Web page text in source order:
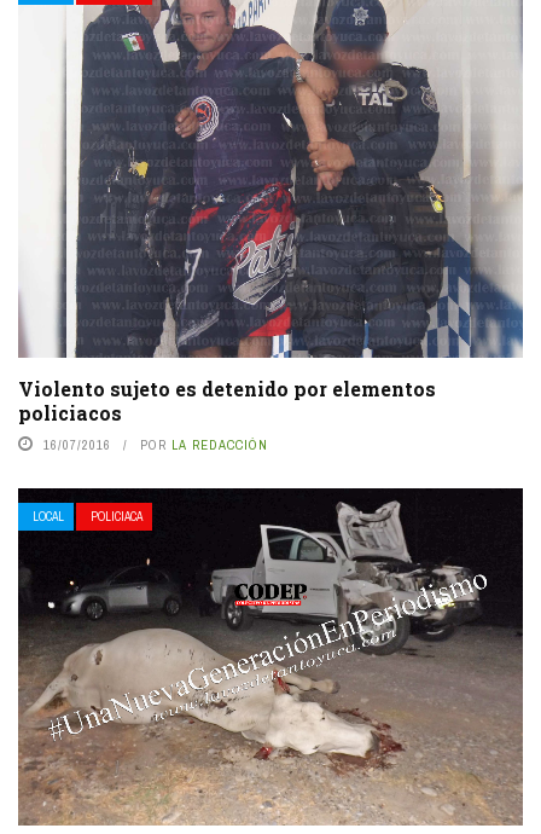
Violento sujeto es detenido por elementos
policiacos
16/07/2016 POR LA REDACCIÓN
LOCAL POLICIACA